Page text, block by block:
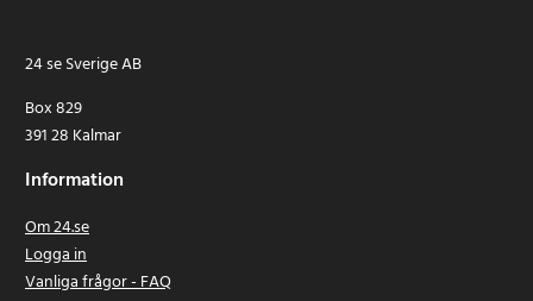
24 se Sverige AB
Box 829
391 28 Kalmar
Information
Om 24.se
Logga in
Vanliga frågor - FAQ